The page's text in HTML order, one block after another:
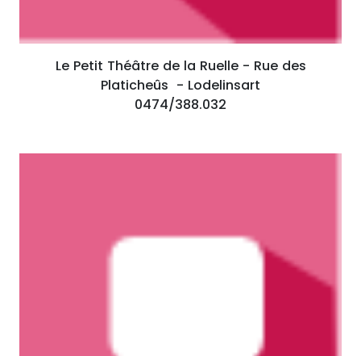
Le Petit Théâtre de la Ruelle - Rue des
Platicheûs - Lodelinsart
0474/388.032